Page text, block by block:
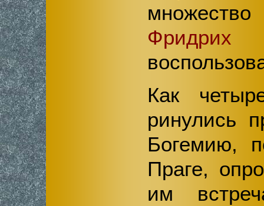
Фридрих
Как
ринулись
Богемию,
Праге,
им